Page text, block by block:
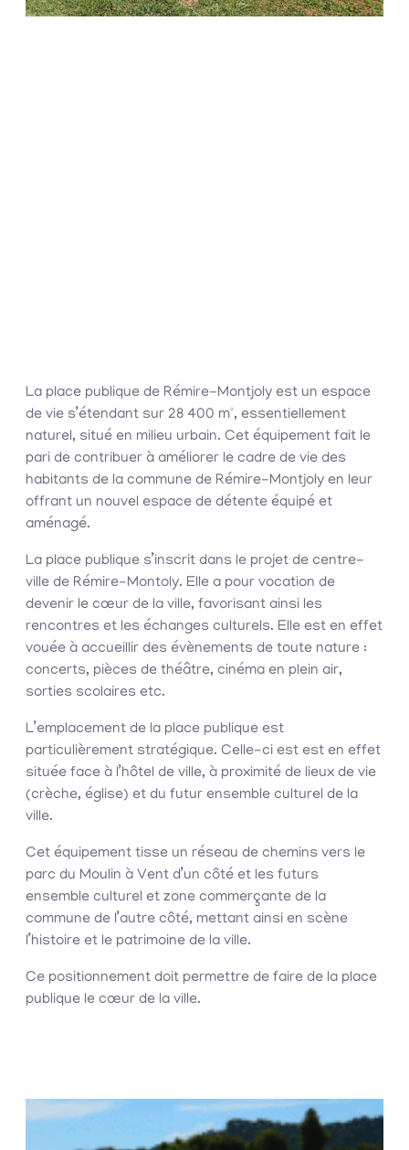
La place publique de Rémire-Montjoly est un espace
de vie s’étendant sur 28 400 m², essentiellement
naturel, situé en milieu urbain. Cet équipement fait le
pari de contribuer à améliorer le cadre de vie des
habitants de la commune de Rémire-Montjoly en leur
offrant un nouvel espace de détente équipé et
aménagé.
La place publique s’inscrit dans le projet de centre-
ville de Rémire-Montoly. Elle a pour vocation de
devenir le cœur de la ville, favorisant ainsi les
rencontres et les échanges culturels. Elle est en effet
vouée à accueillir des évènements de toute nature :
concerts, pièces de théâtre, cinéma en plein air,
sorties scolaires etc.
L’emplacement de la place publique est
particulièrement stratégique. Celle-ci est est en effet
située face à l’hôtel de ville, à proximité de lieux de vie
(crèche, église) et du futur ensemble culturel de la
ville.
Cet équipement tisse un réseau de chemins vers le
parc du Moulin à Vent d’un côté et les futurs
ensemble culturel et zone commerçante de la
commune de l’autre côté, mettant ainsi en scène
l’histoire et le patrimoine de la ville.
Ce positionnement doit permettre de faire de la place
publique le cœur de la ville.